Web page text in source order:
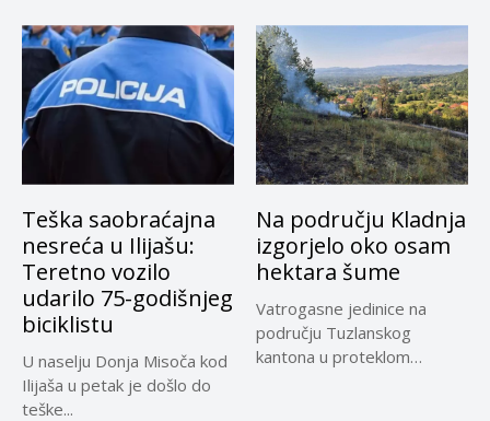
Teška saobraćajna
nesreća u Ilijašu:
Teretno vozilo
udarilo 75-godišnjeg
biciklistu
U naselju Donja Misoča kod
Ilijaša u petak je došlo do
teške...
Na području Kladnja
izgorjelo oko osam
hektara šume
Vatrogasne jedinice na
području Tuzlanskog
kantona u proteklom